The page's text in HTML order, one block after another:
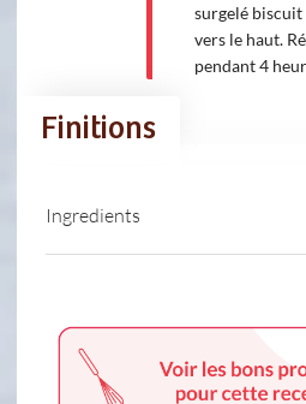
surgelé
vers le haut.
pendant 4
Finitions
Ingredients